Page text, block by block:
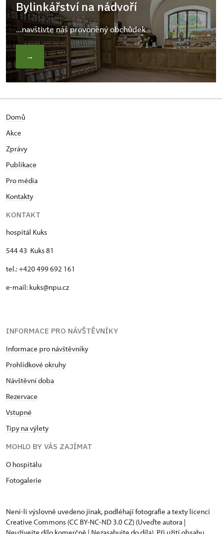
Bylinkářství na nádvoří
...navštivte náš provoněný obchůdek
→
Domů
Akce
Zprávy
Publikace
Pro média
Kontakty
KONTAKT
hospitál Kuks
544 43 Kuks 81
tel.: +420 499 692 161
e-mail: kuks@npu.cz
INFORMACE PRO NÁVŠTĚVNÍKY
Informace pro návštěvníky
Prohlídkové okruhy
Návštěvní doba
Rezervace
Vstupné
Tipy na výlety
MOHLO BY VÁS ZAJÍMAT
O hospitálu
Fotogalerie
Není-li výslovně uvedeno jinak, podléhají fotografie a texty licenci
Creative Commons (CC BY-NC-ND 3.0 CZ) (Uveďte autora |